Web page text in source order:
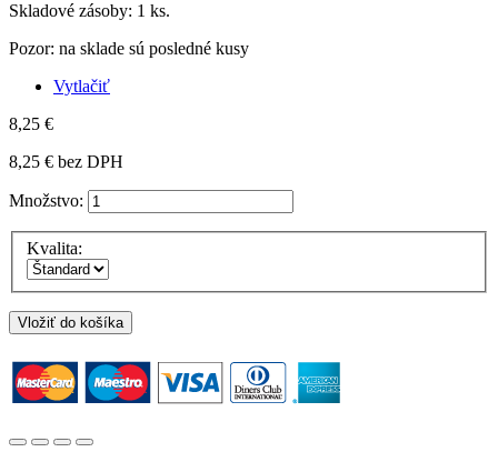
Skladové zásoby: 1 ks.
Pozor: na sklade sú posledné kusy
Vytlačiť
8,25 €
8,25 € bez DPH
Množstvo:
Kvalita:
Vložiť do košíka